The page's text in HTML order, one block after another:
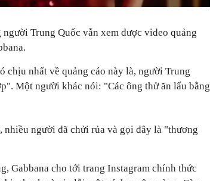
Trung Quốc vẫn xem được video quảng
nhất về quảng cáo này là, người Trung
Một người khác nói: "Các ông thử ăn lẩu bằng
người đã chửi rủa và gọi đây là "thương
Gabbana cho tới trang Instagram chính thức